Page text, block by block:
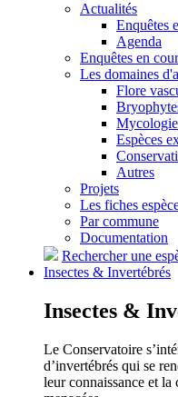
Actualités
Enquêtes
Agenda
Enquêtes en
Les domaines
Flore
Mycologie
Espèces
Autres
Projets
Les fiches
Par commune
Documentation
Rechercher une
Insectes & Invertébrés
Insectes &
Le Conservatoire
d’invertébrés qui se
leur connaissance et la